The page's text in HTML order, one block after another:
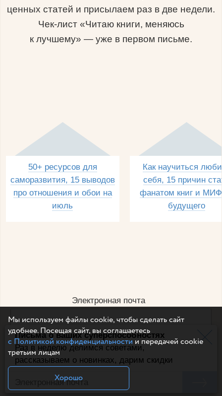
Письма о ваших суперспособностях
Раз в неделю делимся советами,
рассказываем о новинках, дарим скидки
ценных статей и присылаем раз в две недели.
Чек-лист «Читаю книги, меняюсь
к лучшему» — уже в первом письме.
50+ ресурсов для
саморазвития, 15 выводов
про отношения и обои на
июль
Как научиться
себя, 15 причин
фанатом книг и
будущего
Электронная почта
Например, dulsineya@gmail.com
Без спама и смс
Подписаться
Мы используем файлы cookie, чтобы сделать сайт
удобнее. Посещая сайт, вы соглашаетесь
с Политикой конфиденциальностии передачей cookie
третьим лицам
Хорошо